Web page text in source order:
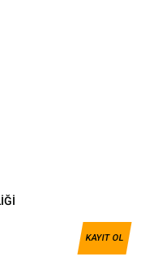
KAYIT OL